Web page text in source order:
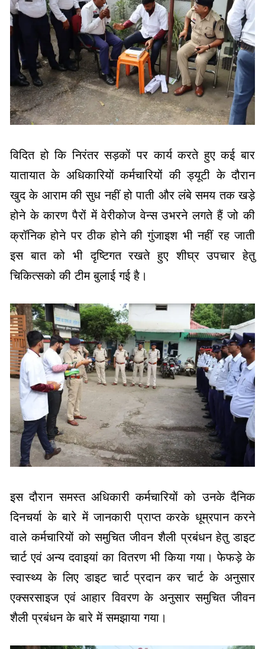
विदित हो कि निरंतर सड़कों पर कार्य करते हुए कई बार
खुद के आराम की सुध नहीं हो पाती और लंबे समय तक खड़े
होने के कारण पैरों में वेरीकोज वेन्स उभरने लगते हैं जो की
क्रॉनिक होने पर ठीक होने की गुंजाइश भी नहीं रह जाती
इस बात को भी दृष्टिगत रखते हुए शीघ्र उपचार हेतु
चिकित्सको की टीम बुलाई गई है।
इस दौरान समस्त अधिकारी कर्मचारियों को उनके दैनिक
वाले कर्मचारियों को समुचित जीवन शैली प्रबंधन हेतु डाइट
चार्ट एवं अन्य दवाइयां का वितरण भी किया गया। फेफड़े के
स्वास्थ्य के लिए डाइट चार्ट प्रदान कर चार्ट के अनुसार
एक्सरसाइज एवं आहार विवरण के अनुसार समुचित जीवन
शैली प्रबंधन के बारे में समझाया गया।